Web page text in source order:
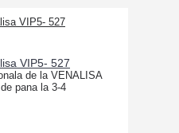
VIP5- 527
de la VENALISA
pana la 3-4